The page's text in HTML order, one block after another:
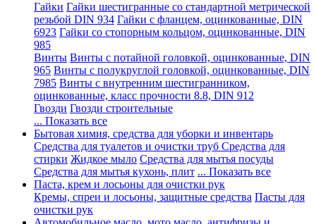
Гайки Гайки шестигранные со стандартной метрической
резьбой DIN 934 Гайки с фланцем, оцинкованные, DIN
6923 Гайки со стопорным кольцом, оцинкованные, DIN
985
Винты Винты с потайной головкой, оцинкованные, DIN
965 Винты с полукруглой головкой, оцинкованные, DIN
7985 Винты с внутренним шестигранником,
оцинкованные, класс прочности 8.8, DIN 912
Гвозди Гвозди строительные
... Показать все
Бытовая химия, средства для уборки и инвентарь
Средства для туалетов и очистки труб Средства для
стирки Жидкое мыло Средства для мытья посуды
Средства для мытья кухонь, плит ... Показать все
Паста, крем и лосьоны для очистки рук
Кремы, спреи и лосьоны, защитные средства Пасты для
очистки рук